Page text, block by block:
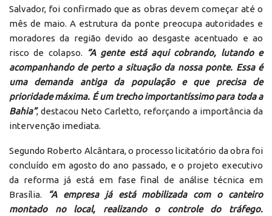
Salvador, foi confirmado que as obras devem começar até o
mês de maio. A estrutura da ponte preocupa autoridades e
moradores da região devido ao desgaste acentuado e ao
risco de colapso.
“A gente está aqui cobrando, lutando e
acompanhando de perto a situação da nossa ponte. Essa é
uma demanda antiga da população e que precisa de
prioridade máxima. É um trecho importantíssimo para toda a
Bahia”, destacou Neto Carletto, reforçando a importância da
intervenção imediata.
Segundo Roberto Alcântara, o processo licitatório da obra foi
concluído em agosto do ano passado, e o projeto executivo
da reforma já está em fase final de análise técnica em
Brasília.
“A empresa já está mobilizada com o canteiro
montado no local, realizando o controle do tráfego.